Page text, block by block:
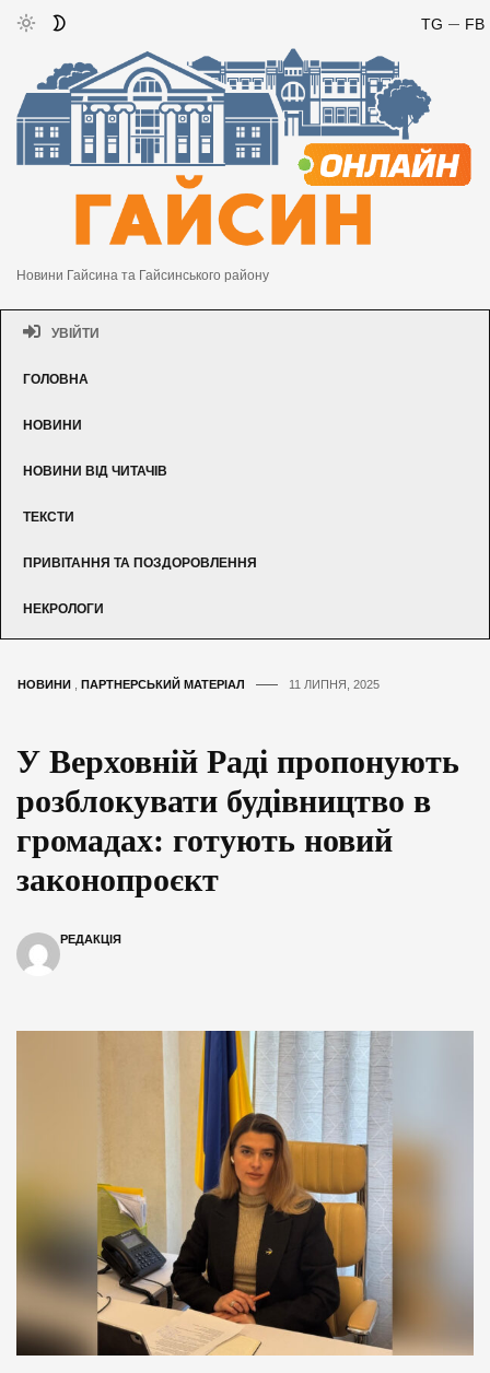
FB
TG
Новини Гайсина та Гайсинського району
УВІЙТИ
ГОЛОВНА
НОВИНИ
НОВИНИ ВІД ЧИТАЧІВ
ТЕКСТИ
ПРИВІТАННЯ ТА ПОЗДОРОВЛЕННЯ
НЕКРОЛОГИ
НОВИНИ ПАРТНЕРСЬКИЙ МАТЕРІАЛ 11 ЛИПНЯ, 2025
У Верховній Раді пропонують
розблокувати будівництво в
громадах: готують новий
законопроєкт
РЕДАКЦІЯ